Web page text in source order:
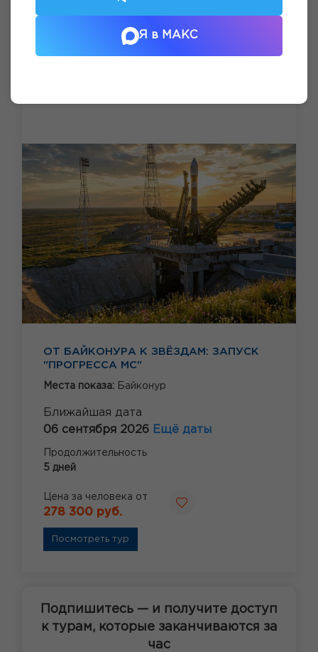
ОТ БАЙКОНУРА К ЗВЁЗДАМ: ЗАПУСК
"ПРОГРЕССА МС"
Места показа: Байконур
Ближайшая дата
06 сентября 2026 Ещё даты
Продолжительность
5 дней
Цена за человека от
278 300 руб.
Посмотреть тур
Подпишитесь — и получите доступ
к турам, которые заканчиваются за
час
Я в МАКС